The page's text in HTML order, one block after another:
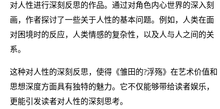
对人性进行深刻反思的作品。通过对角色内心世界的深入刻
画，作者探讨了一些关于人性的基本问题。例如，人类在面
对困境时的反应，人类情感的复杂性，以及人与人之间的关
系。
这种对人性的深刻反思，使得《雏田的?浮殇》在艺术价值和
思想深度方面具有独特的魅力。它不仅能够带给读者娱乐，
更能引发读者对人性的深刻思考。